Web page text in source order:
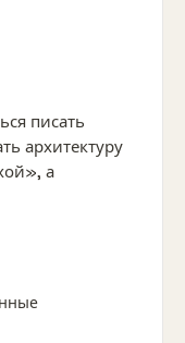
писать
архитектуру
а